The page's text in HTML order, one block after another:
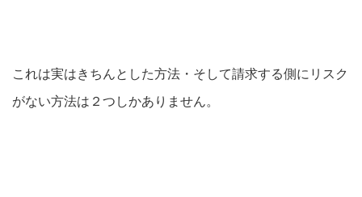
これは実はきちんとした方法・そして請求する側にリスク
がない方法は２つしかありません。